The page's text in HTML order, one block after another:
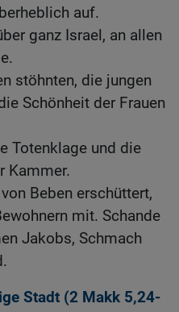
auf.
ganz Israel, an allen
stöhnten, die jungen
Schönheit der Frauen
Totenklage und die
Kammer.
Beben erschüttert,
mit. Schande
Jakobs, Schmach
Stadt (2 Makk 5,24-